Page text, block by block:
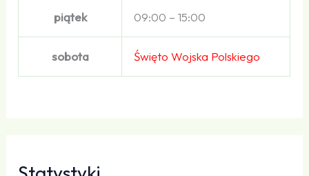
piątek 09:00 – 15:00
sobota Święto Wojska Polskiego